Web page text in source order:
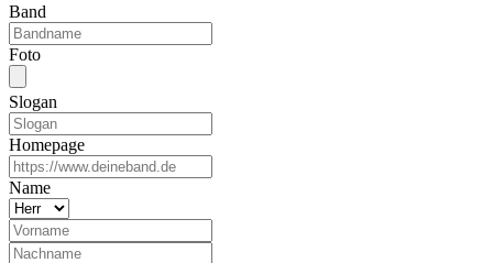
Band
Foto
Slogan
Homepage
Name